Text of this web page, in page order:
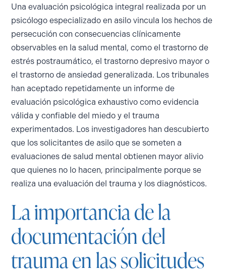
Una evaluación psicológica integral realizada por un
psicólogo especializado en asilo vincula los hechos de
persecución con consecuencias clínicamente
observables en la salud mental, como el trastorno de
estrés postraumático, el trastorno depresivo mayor o
el trastorno de ansiedad generalizada. Los tribunales
han aceptado repetidamente un informe de
evaluación psicológica exhaustivo como evidencia
válida y confiable del miedo y el trauma
experimentados. Los investigadores han descubierto
que los solicitantes de asilo que se someten a
evaluaciones de salud mental obtienen mayor alivio
que quienes no lo hacen, principalmente porque se
realiza una evaluación del trauma y los diagnósticos.
La importancia de la
documentación del
trauma en las solicitudes